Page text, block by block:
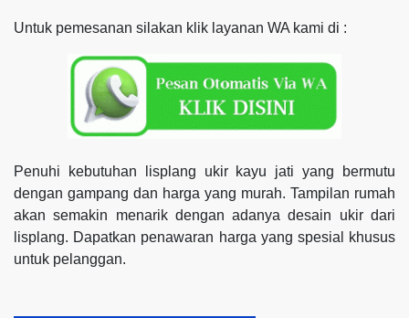
Untuk pemesanan silakan klik layanan WA kami di :
Penuhi kebutuhan lisplang ukir kayu jati yang bermutu
dengan gampang dan harga yang murah. Tampilan rumah
akan semakin menarik dengan adanya desain ukir dari
lisplang. Dapatkan penawaran harga yang spesial khusus
untuk pelanggan.